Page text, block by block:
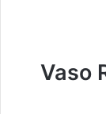
Vaso